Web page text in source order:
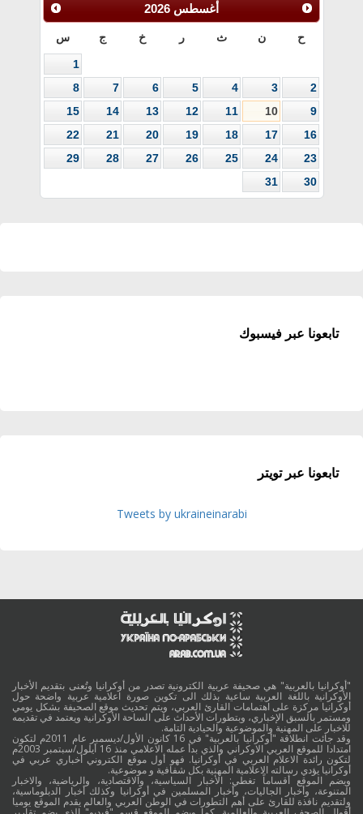
أغسطس 2026
ح ن ث ر خ ج س
1
2
3
4
5
6
7
8
9
10
11
12
13
14
15
16
17
18
19
20
21
22
23
24
25
26
27
28
29
30
31
تابعونا عبر فيسبوك
تابعونا عبر تويتر
Tweets by ukraineinarabi
"أوكرانيا بالعربية" هي صحيفة عربية الكترونية تصدر من أوكرانيا وتُعنى بتقديم الأخبار
الأوكرانية باللغة العربية ساعية بذلك الى تكوين صورة اعلامية عربية واضحة حول
أوكرانيا مركزة على اهتمامات القارئ العربي، ويتم تحديث موقع الصحيفة بشكل يومي
ومستمر بالسبق الإخباري، وبتطورات الأحداث على الساحة الأوكرانية ويعتمد في تقديمه
للاخبار على المهنية والموضوعية والحيادية التامة.
وقد جائت انطلاقة "أوكرانيا بالعربية" في 16 كانون الأول/ديسمبر عام 2011م لتكون
امتدادا للموقع العربي الاوكراني والذي بدأ عمله الاعلامي منذ 16 أيلول/سبتمبر 2003م
لتكون رائدة الاعلام العربي في أوكرانيا. فهو أول موقع الكتروني أخباري عربي في
أوكرانيا يؤدي رسالته الاعلامية المهنية بكل شفافية و موضوعية.
ويضم الموقع أقساماً تغطي: الأخبار السياسية، والاقتصادية، والرياضية، والاخبار
المتنوعة، وأخبار الجاليات، وأخبار المسلمين في أوكرانيا وكذلك أخبار الدبلوماسية،
ولتقديم نافذة للقارئ على أهم التطورات في الوطن العربي والعالم يقدم الموقع يوميا